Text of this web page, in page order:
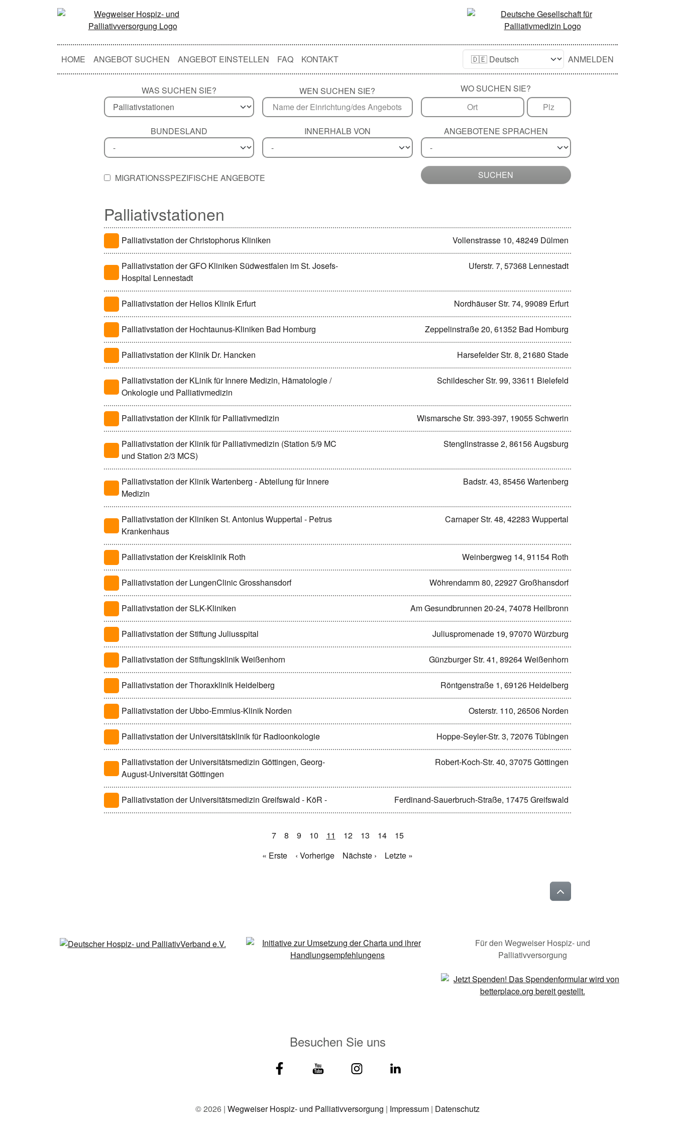
HOME ANGEBOT SUCHEN ANGEBOT EINSTELLEN FAQ KONTAKT ANMELDEN
WAS SUCHEN SIE? WEN SUCHEN SIE? WO SUCHEN SIE?
BUNDESLAND INNERHALB VON ANGEBOTENE SPRACHEN
MIGRATIONSSPEZIFISCHE ANGEBOTE SUCHEN
Palliativstationen
Palliativstation der Christophorus Kliniken Vollenstrasse 10, 48249 Dülmen
Palliativstation der GFO Kliniken Südwestfalen im St. Josefs-
Hospital Lennestadt
Uferstr. 7, 57368 Lennestadt
Palliativstation der Helios Klinik Erfurt Nordhäuser Str. 74, 99089 Erfurt
Palliativstation der Hochtaunus-Kliniken Bad Homburg Zeppelinstraße 20, 61352 Bad Homburg
Palliativstation der Klinik Dr. Hancken Harsefelder Str. 8, 21680 Stade
Palliativstation der KLinik für Innere Medizin, Hämatologie /
Onkologie und Palliativmedizin
Schildescher Str. 99, 33611 Bielefeld
Palliativstation der Klinik für Palliativmedizin Wismarsche Str. 393-397, 19055 Schwerin
Palliativstation der Klinik für Palliativmedizin (Station 5/9 MC
und Station 2/3 MCS)
Stenglinstrasse 2, 86156 Augsburg
Palliativstation der Klinik Wartenberg - Abteilung für Innere
Medizin
Badstr. 43, 85456 Wartenberg
Palliativstation der Kliniken St. Antonius Wuppertal - Petrus
Krankenhaus
Carnaper Str. 48, 42283 Wuppertal
Palliativstation der Kreisklinik Roth Weinbergweg 14, 91154 Roth
Palliativstation der LungenClinic Grosshansdorf Wöhrendamm 80, 22927 Großhansdorf
Palliativstation der SLK-Kliniken Am Gesundbrunnen 20-24, 74078 Heilbronn
Palliativstation der Stiftung Juliusspital Juliuspromenade 19, 97070 Würzburg
Palliativstation der Stiftungsklinik Weißenhorn Günzburger Str. 41, 89264 Weißenhorn
Palliativstation der Thoraxklinik Heidelberg Röntgenstraße 1, 69126 Heidelberg
Palliativstation der Ubbo-Emmius-Klinik Norden Osterstr. 110, 26506 Norden
Palliativstation der Universitätsklinik für Radioonkologie Hoppe-Seyler-Str. 3, 72076 Tübingen
Palliativstation der Universitätsmedizin Göttingen, Georg-
August-Universität Göttingen
Robert-Koch-Str. 40, 37075 Göttingen
Palliativstation der Universitätsmedizin Greifswald - KöR - Ferdinand-Sauerbruch-Straße, 17475 Greifswald
7 8 9 10 11 12 13 14
15
« Erste
‹ Vorherige Nächste › Letzte »
Für den Wegweiser Hospiz- und
Palliativversorgung
Besuchen Sie uns
© 2026 | Wegweiser Hospiz- und Palliativversorgung | Impressum | Datenschutz